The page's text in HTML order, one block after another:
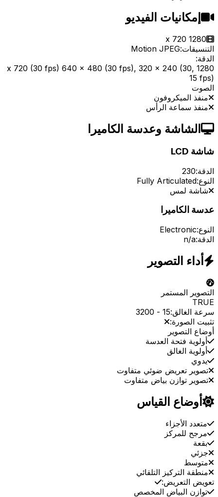
إمكانيات الفيديو
1280 x 720
التنسيقات:Motion JPEG
الدقة:
1280 x 720 (30 fps) 640 x 480 (30 fps), 320 x 240 (30,
15 fps)
الصوت
منفذ الميكروفون
منفذ سماعة الرأس
الشاشة وعدسة الكاميرا
شاشة LCD
الدقة:230
النوع:Fully Articulated
شاشة لمس
عدسة الكاميرا
النوع:Electronic
الدقة:n/a
أداء التصوير
التصوير المستمر
TRUE
سرعة الغالق:15
-
3200
تثبيت الصورة:
أوضاع التصوير
أولوية فتحة العدسة
أولوية الغالق
يدوي
تصوير تعريض ضوئي متفاوت
تصوير توازن بياض متفاوت
أوضاع القياس
متعدد الأجزاء
مرجح للمركز
بقعة
جزئي
متوسط
منطقة التركيز التلقائي
تعويض التعريض:
توازن البياض المخصص